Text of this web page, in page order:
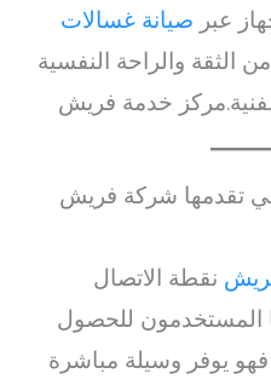
عبر صيانة غسالات
الثقة والراحة النفسية
خدمة فريش
تقدمها شركة فريش
نقطة الاتصال
المستخدمون للحصول
يوفر وسيلة مباشرة